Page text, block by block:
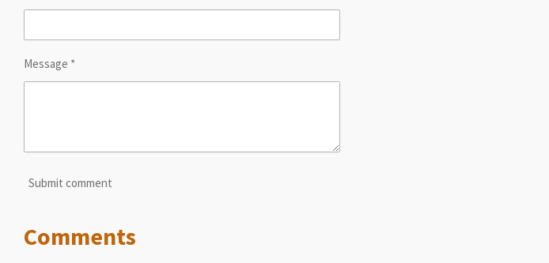
Message *
Submit comment
Comments